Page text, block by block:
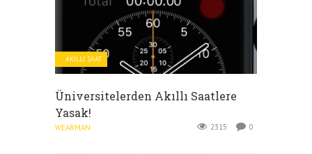
AKILLI SAAT
Üniversitelerden Akıllı Saatlere
Yasak!
WEARMAN 2315 0